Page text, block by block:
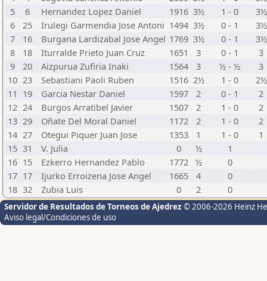
5
6 Hernandez Lopez Daniel 1916 3½ 1 - 0
3½
6
25 Irulegi Garmendia Jose Antoni 1494 3½ 0 - 1
3½
7
16 Burgana Lardizabal Jose Angel 1769 3½ 0 - 1
3½
8
18 Iturralde Prieto Juan Cruz 1651 3 0 - 1
3
9
20 Aizpurua Zufiria Inaki 1564 3 ½ - ½
3
10 23 Sebastiani Paoli Ruben 1516 2½ 1 - 0
2½
11 19 Garcia Nestar Daniel 1597 2 0 - 1
2
12 24 Burgos Arratibel Javier 1507 2 1 - 0
2
13 29 Oñate Del Moral Daniel 1172 2 1 - 0
2
14 27 Otegui Piquer Juan Jose 1353 1 1 - 0
1
15 31 V. Julia 0 ½
1
16 15 Ezkerro Hernandez Pablo 1772 ½
0
17 17 Ijurko Erroizena Jose Angel 1665 4
0
18 32 Zubia Luis 0 2 0
Servidor de Resultados de Torneos de Ajedrez © 2006-2026 Heinz
Aviso legal/Condiciones de uso